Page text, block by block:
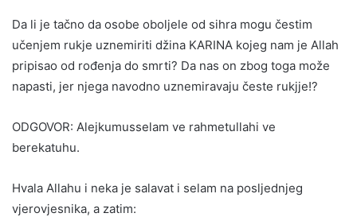
Da li je tačno da osobe oboljele od sihra mogu čestim
učenjem rukje uznemiriti džina KARINA kojeg nam je Allah
pripisao od rođenja do smrti? Da nas on zbog toga može
napasti, jer njega navodno uznemiravaju česte rukjje!?
ODGOVOR: Alejkumusselam ve rahmetullahi ve
berekatuhu.
Hvala Allahu i neka je salavat i selam na posljednjeg
vjerovjesnika, a zatim: